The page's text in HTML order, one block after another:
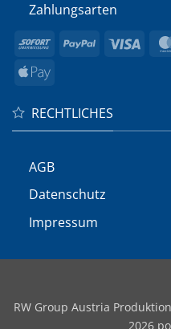
Zahlungsarten
Sofort PayPal Visa
Apple
RECHTLICHES
AGB
Datenschutz
Impressum
RW Group Austria
2026